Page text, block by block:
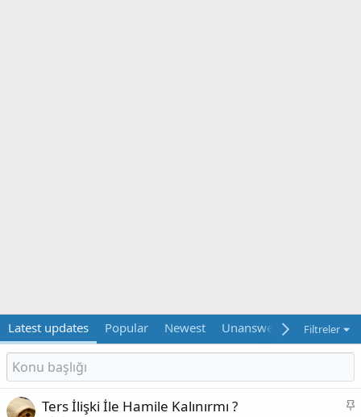
Latest updates Popular Newest Unanswered Unsolved
Filtreler
S
Ters İlişki İle Hamile Kalınırmı ?